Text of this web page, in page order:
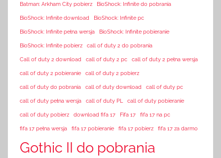
Batman: Arkham City pobierz BioShock: Infinite do pobrania
BioShock: Infinite download BioShock: Infinite pc
BioShock: Infinite pełna wersja BioShock: Infinite pobieranie
BioShock: Infinite pobierz call of duty 2 do pobrania
Call of duty 2 download call of duty 2 pc call of duty 2 pełna wersja
call of duty 2 pobieranie call of duty 2 pobierz
call of duty do pobrania call of duty download call of duty pc
call of duty pełna wersja call of duty PL call of duty pobieranie
call of duty pobierz download fifa 17 Fifa 17 fifa 17 na pc
fifa 17 pełna wersja fifa 17 pobieranie fifa 17 pobierz fifa 17 za darmo
Gothic II do pobrania